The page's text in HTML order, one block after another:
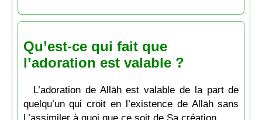
Qu’est-ce qui fait que
l’adoration est valable ?
L’adoration de Allāh est valable de la part de
quelqu’un qui croit en l’existence de Allāh sans